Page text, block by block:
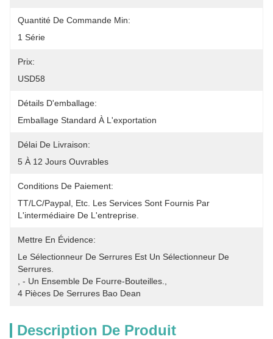
Quantité De Commande Min:
1 Série
Prix:
USD58
Détails D'emballage:
Emballage Standard À L'exportation
Délai De Livraison:
5 À 12 Jours Ouvrables
Conditions De Paiement:
TT/LC/paypal, Etc. Les Services Sont Fournis Par
L'intermédiaire De L'entreprise.
Mettre En Évidence:
Le Sélectionneur De Serrures Est Un Sélectionneur De
Serrures.
- Un Ensemble De Fourre-Bouteilles.
4 Pièces De Serrures Bao Dean
Description De Produit